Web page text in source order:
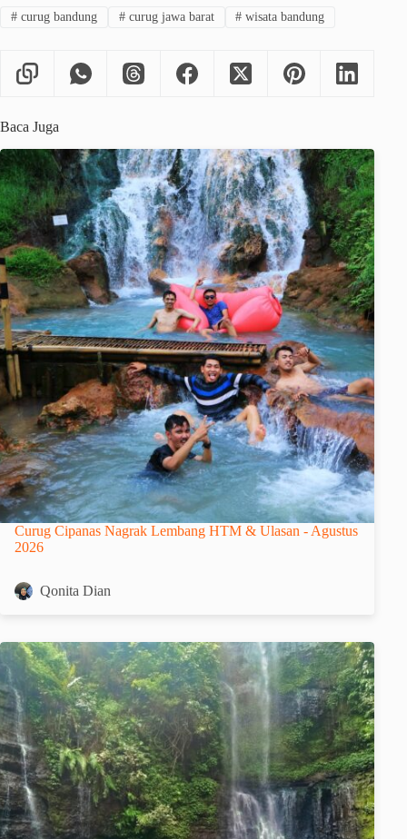
#curug bandung #curug jawa barat # wisata bandung
Baca Juga
Curug Cipanas Nagrak Lembang HTM & Ulasan - Agustus
2026
Qonita Dian